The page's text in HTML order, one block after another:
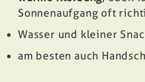
Sonnenaufgang oft
Wasser und kleiner
am besten auch